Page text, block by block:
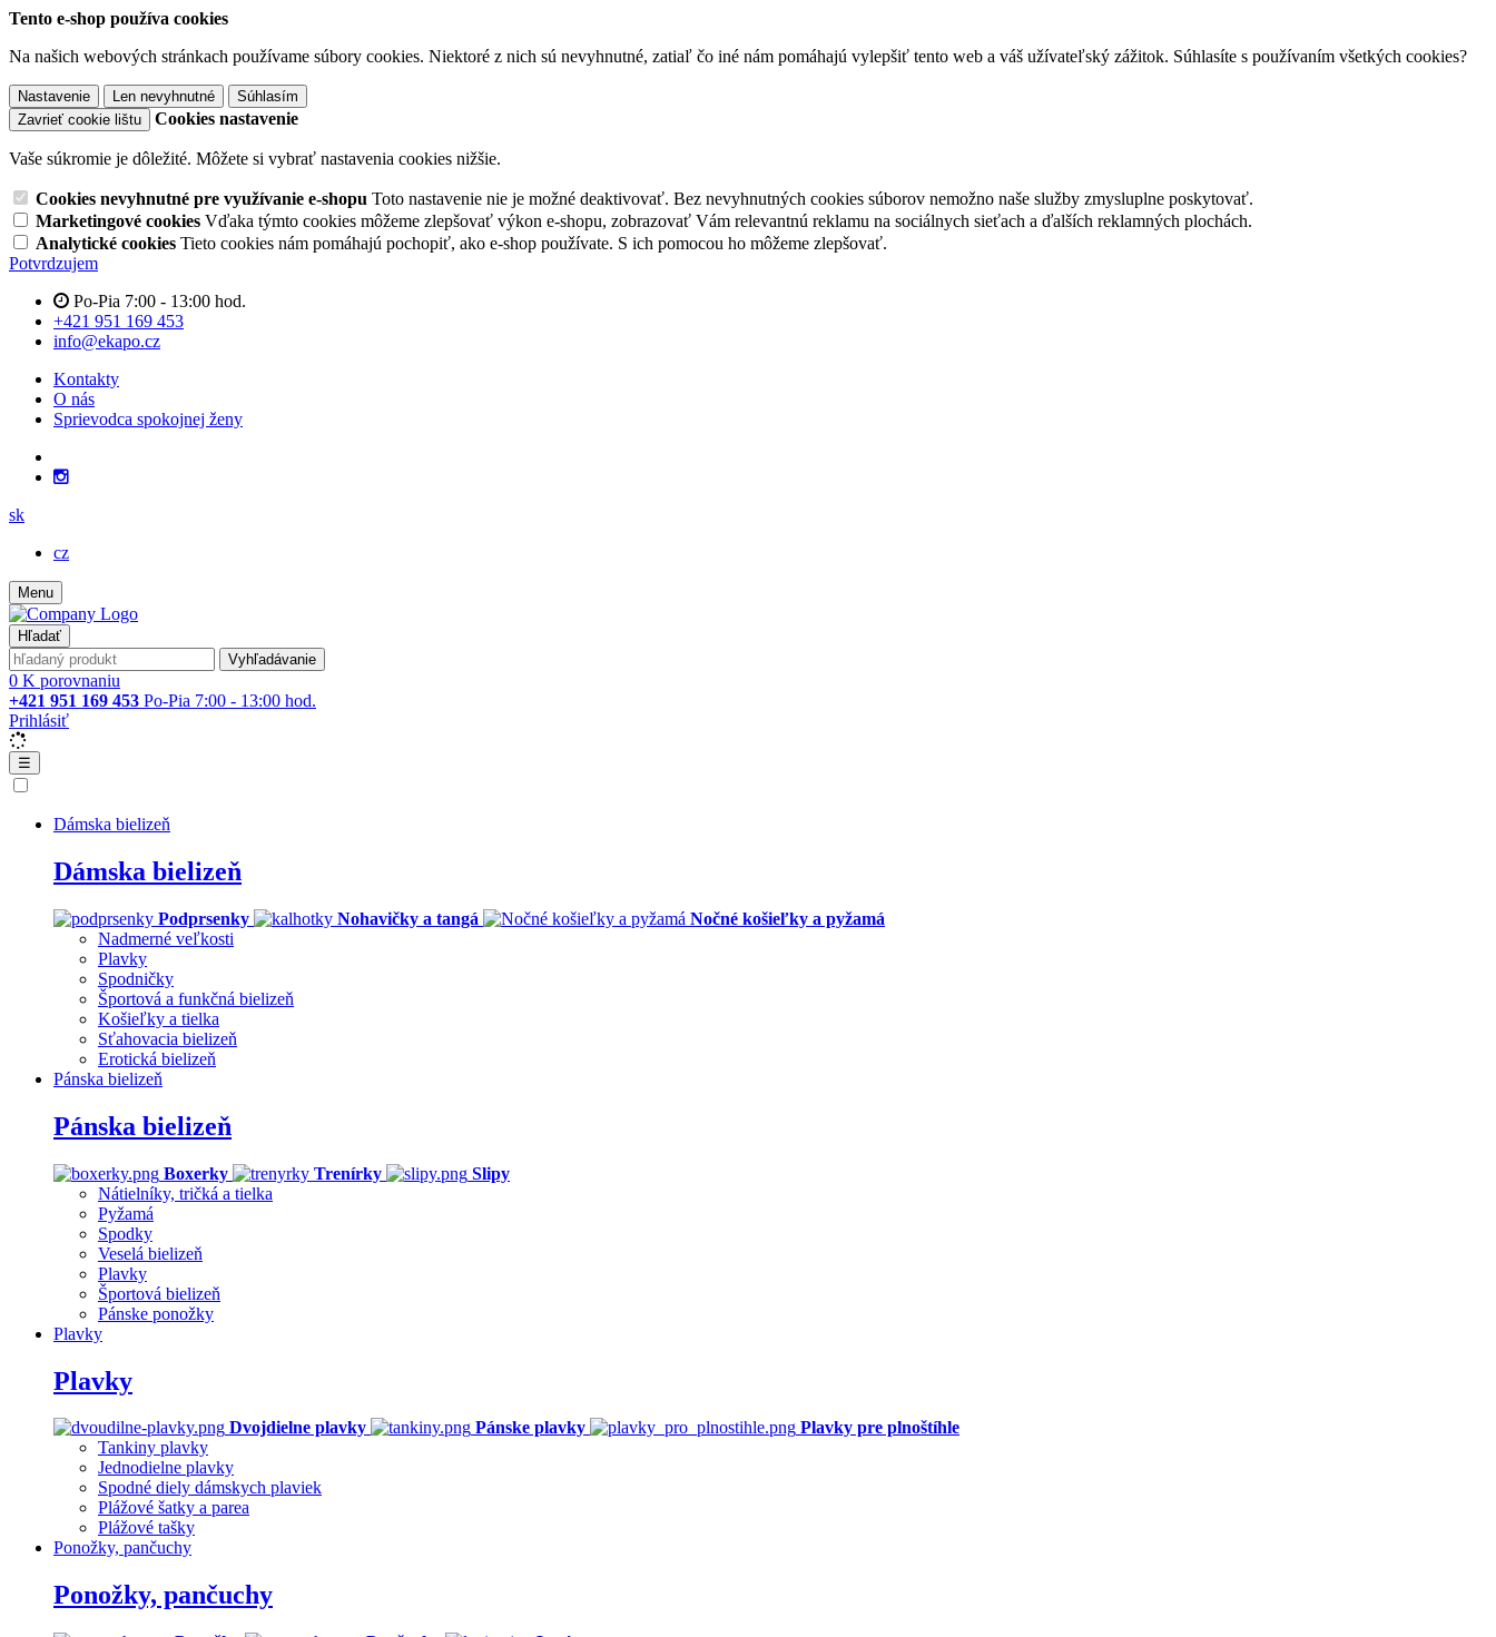
Tento e-shop používa cookies
Na našich webových stránkach používame súbory cookies. Niektoré z nich sú nevyhnutné, zatiaľ čo iné nám pomáhajú vylepšiť tento web a váš užívateľský zážitok. Súhlasíte s používaním všetkých cookies?
Nastavenie Len nevyhnutné
Súhlasím
Zavrieť cookie lištu
Cookies nastavenie
Vaše súkromie je dôležité. Môžete si vybrať nastavenia cookies nižšie.
Cookies nevyhnutné pre využívanie e-shopu Toto nastavenie nie je možné deaktivovať. Bez nevyhnutných cookies súborov nemožno naše služby zmysluplne poskytovať.
Marketingové cookies Vďaka týmto cookies môžeme zlepšovať výkon e-shopu, zobrazovať Vám relevantnú reklamu na sociálnych sieťach a ďalších reklamných plochách.
Analytické cookies Tieto cookies nám pomáhajú pochopiť, ako e-shop používate. S ich pomocou ho môžeme zlepšovať.
Potvrdzujem
Po-Pia 7:00 - 13:00 hod.
+421 951 169 453
info@ekapo.cz
Kontakty
O nás
Sprievodca spokojnej ženy
sk
cz
Menu
Hľadať
Vyhľadávanie
0 K porovnaniu
+421 951 169 453 Po-Pia 7:00 - 13:00 hod.
Prihlásiť
☰
Dámska bielizeň
Dámska bielizeň
Podprsenky Nohavičky a tangá
Nočné košieľky a pyžamá
Nadmerné veľkosti
Plavky
Spodničky
Športová a funkčná bielizeň
Košieľky a tielka
Sťahovacia bielizeň
Erotická bielizeň
Pánska bielizeň
Pánska bielizeň
Boxerky Trenírky
Slipy
Nátielníky, tričká a tielka
Pyžamá
Spodky
Veselá bielizeň
Plavky
Športová bielizeň
Pánske ponožky
Plavky
Plavky
Dvojdielne plavky Pánske plavky
Plavky pre plnoštíhle
Tankiny plavky
Jednodielne plavky
Spodné diely dámskych plaviek
Plážové šatky a parea
Plážové tašky
Ponožky, pančuchy
Ponožky, pančuchy